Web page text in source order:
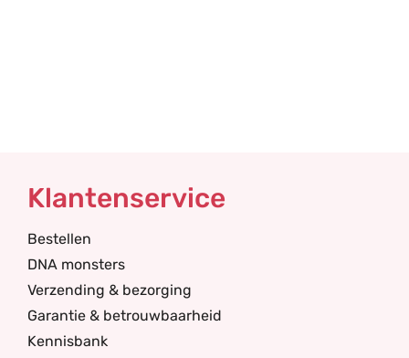
Klantenservice
Bestellen
DNA monsters
Verzending & bezorging
Garantie & betrouwbaarheid
Kennisbank